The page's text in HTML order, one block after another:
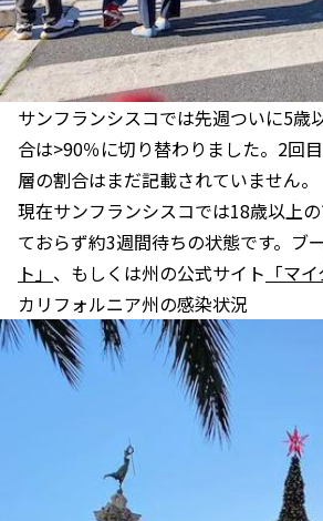
サンフランシスコでは先週ついに5歳
合は>90％に切り替わりました。2回
層の割合はまだ記載されていません。
現在サンフランシスコでは18歳以上
ておらず約3週間待ちの状態です。ブ
ト」 、もしくは州の公式サイト 「マ
カリフォルニア州の感染状況